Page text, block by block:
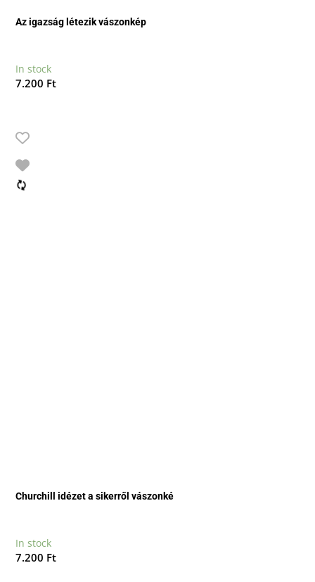
Az igazság létezik vászonkép
In stock
7.200 Ft
Churchill idézet a sikerről vászonké
In stock
7.200 Ft